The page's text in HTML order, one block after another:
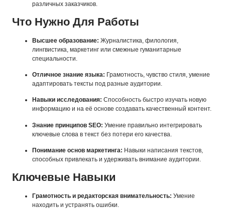
различных заказчиков.
Что Нужно Для Работы
Высшее образование: Журналистика, филология,
лингвистика, маркетинг или смежные гуманитарные
специальности.
Отличное знание языка: Грамотность, чувство стиля, умение
адаптировать тексты под разные аудитории.
Навыки исследования: Способность быстро изучать новую
информацию и на её основе создавать качественный контент.
Знание принципов SEO: Умение правильно интегрировать
ключевые слова в текст без потери его качества.
Понимание основ маркетинга: Навыки написания текстов,
способных привлекать и удерживать внимание аудитории.
Ключевые Навыки
Грамотность и редакторская внимательность: Умение
находить и устранять ошибки.